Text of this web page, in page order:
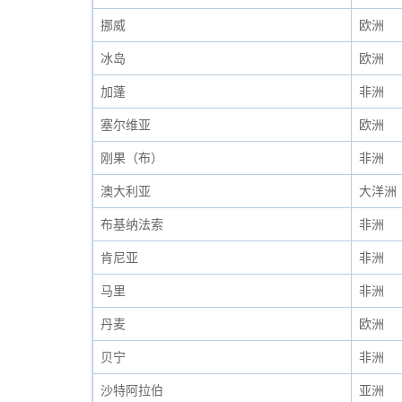
挪威 欧洲
冰岛 欧洲
加蓬 非洲
塞尔维亚 欧洲
刚果（布） 非洲
澳大利亚 大洋洲
布基纳法索 非洲
肯尼亚 非洲
马里 非洲
丹麦 欧洲
贝宁 非洲
沙特阿拉伯 亚洲